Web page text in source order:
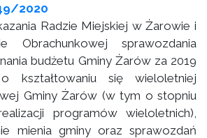
2020
Radzie Miejskiej w Żarowie i
Obrachunkowej sprawozdania
budżetu Gminy Żarów za 2019
kształtowaniu się wieloletniej
Gminy Żarów (w tym o stopniu
programów wieloletnich),
mienia gminy oraz sprawozdań